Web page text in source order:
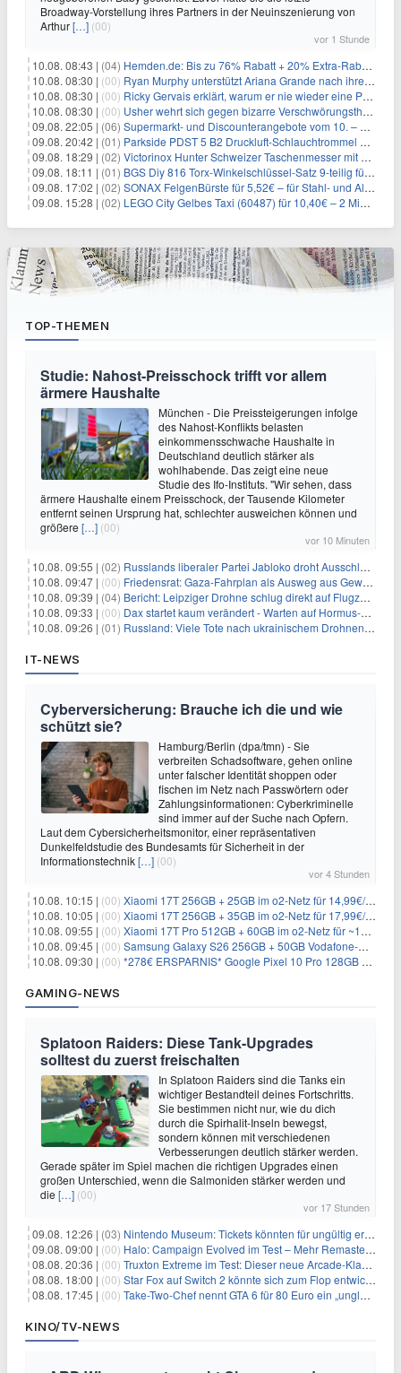
Broadway-Vorstellung ihres Partners in der Neuinszenierung von
Arthur[…] (00)
vor 1 Stunde
10.08. 08:43 | (04) Hemden.de: Bis zu 76% Rabatt + 20% Extra-Rabatt auf ALLE Hemden
10.08. 08:30 | (00) Ryan Murphy unterstützt Ariana Grande nach ihrem Ausstieg bei 'American Horror Story'
10.08. 08:30 | (00) Ricky Gervais erklärt, warum er nie wieder eine Preisverleihung moderieren will
10.08. 08:30 | (00) Usher wehrt sich gegen bizarre Verschwörungstheorie über angeblichen 'Klon'
09.08. 22:05 | (06) Supermarkt- und Discounterangebote vom 10. – 15.08.2026
09.08. 20:42 | (01) Parkside PDST 5 B2 Druckluft-Schlauchtrommel mit 10 m Schlauch für 25,94€
09.08. 18:29 | (02) Victorinox Hunter Schweizer Taschenmesser mit 12 Funktionen für 43,99€
09.08. 18:11 | (01) BGS Diy 816 Torx-Winkelschlüssel-Satz 9-teilig für 6,45€
09.08. 17:02 | (02) SONAX FelgenBürste für 5,52€ – für Stahl- und Alufelgen
09.08. 15:28 | (02) LEGO City Gelbes Taxi (60487) für 10,40€ – 2 Minifiguren
TOP-THEMEN
Studie: Nahost-Preisschock trifft vor allem
ärmere Haushalte
München - Die Preissteigerungen infolge
des Nahost-Konflikts belasten
einkommensschwache Haushalte in
Deutschland deutlich stärker als
wohlhabende. Das zeigt eine neue
Studie des Ifo-Instituts. "Wir sehen, dass
ärmere Haushalte einem Preisschock, der Tausende Kilometer
entfernt seinen Ursprung hat, schlechter ausweichen können und
größere […] (00)
vor 10 Minuten
10.08. 09:55 | (02) Russlands liberaler Partei Jabloko droht Ausschluss von Wahl
10.08. 09:47 | (00) Friedensrat: Gaza-Fahrplan als Ausweg aus Gewaltspirale
10.08. 09:39 | (04) Bericht: Leipziger Drohne schlug direkt auf Flugzeug ein
10.08. 09:33 | (00) Dax startet kaum verändert - Warten auf Hormus-Öffnung geht weiter
10.08. 09:26 | (01) Russland: Viele Tote nach ukrainischem Drohnenangriff
IT-NEWS
Cyberversicherung: Brauche ich die und wie
schützt sie?
Hamburg/Berlin (dpa/tmn) - Sie
verbreiten Schadsoftware, gehen online
unter falscher Identität shoppen oder
fischen im Netz nach Passwörtern oder
Zahlungsinformationen: Cyberkriminelle
sind immer auf der Suche nach Opfern.
Laut dem Cybersicherheitsmonitor, einer repräsentativen
Dunkelfeldstudie des Bundesamts für Sicherheit in der
Informationstechnik[…] (00)
vor 4 Stunden
10.08. 10:15 | (00) Xiaomi 17T 256GB + 25GB im o2-Netz für 14,99€/Monat (effektiv -4,30€/Monat)
10.08. 10:05 | (00) Xiaomi 17T 256GB + 35GB im o2-Netz für 17,99€/Monat (effektiv -2,47€/Monat)
10.08. 09:55 | (00) Xiaomi 17T Pro 512GB + 60GB im o2-Netz für ~19,99€/Monat (effektiv -7,22€/Monat)
10.08. 09:45 | (00) Samsung Galaxy S26 256GB + 50GB Vodafone-Netz für 19,99€/Monat (effektiv 1,26€/Monat)
10.08. 09:30 | (00) *278€ ERSPARNIS* Google Pixel 10 Pro 128GB + 60GB im o2-Netz für ~19,99€/Monat
GAMING-NEWS
Splatoon Raiders: Diese Tank-Upgrades
solltest du zuerst freischalten
In Splatoon Raiders sind die Tanks ein
wichtiger Bestandteil deines Fortschritts.
Sie bestimmen nicht nur, wie du dich
durch die Spirhalit-Inseln bewegst,
sondern können mit verschiedenen
Verbesserungen deutlich stärker werden.
Gerade später im Spiel machen die richtigen Upgrades einen
großen Unterschied, wenn die Salmoniden stärker werden und
die […] (00)
vor 17 Stunden
09.08. 12:26 | (03) Nintendo Museum: Tickets könnten für ungültig erklärt werden!
09.08. 09:00 | (00) Halo: Campaign Evolved im Test – Mehr Remaster als Remake
08.08. 20:36 | (00) Truxton Extreme im Test: Dieser neue Arcade-Klassiker verzeiht dir gar nichts
08.08. 18:00 | (00) Star Fox auf Switch 2 könnte sich zum Flop entwickeln
08.08. 17:45 | (00) Take-Two-Chef nennt GTA 6 für 80 Euro ein „unglaubliches Schnäppchen“
KINO/TV-NEWS